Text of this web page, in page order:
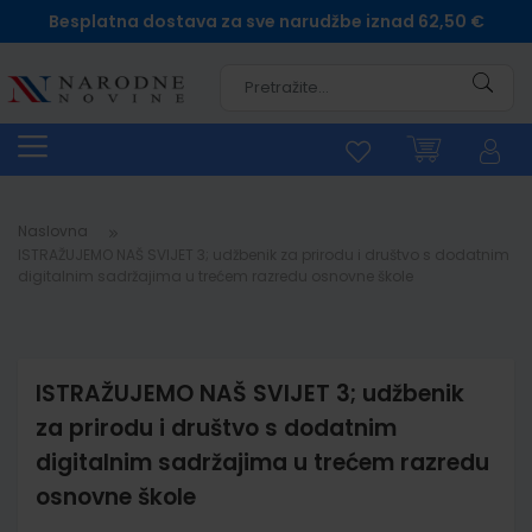
Besplatna dostava za sve narudžbe iznad 62,50 €
Naslovna
ISTRAŽUJEMO NAŠ SVIJET 3; udžbenik
za prirodu i društvo s dodatnim
digitalnim sadržajima u trećem razredu
osnovne škole